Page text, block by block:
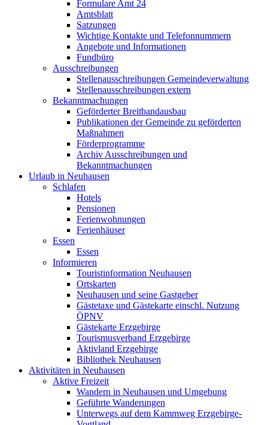
Formulare Amt 24
Amtsblatt
Satzungen
Wichtige Kontakte und Telefonnummern
Angebote und Informationen
Fundbüro
Ausschreibungen
Stellenausschreibungen Gemeindeverwaltung
Stellenausschreibungen extern
Bekanntmachungen
Geförderter Breitbandausbau
Publikationen der Gemeinde zu geförderten
Maßnahmen
Förderprogramme
Archiv Ausschreibungen und
Bekanntmachungen
Urlaub in Neuhausen
Schlafen
Hotels
Pensionen
Ferienwohnungen
Ferienhäuser
Essen
Essen
Informieren
Touristinformation Neuhausen
Ortskarten
Neuhausen und seine Gastgeber
Gästetaxe und Gästekarte einschl. Nutzung
ÖPNV
Gästekarte Erzgebirge
Tourismusverband Erzgebirge
Aktivland Erzgebirge
Bibliothek Neuhausen
Aktivitäten in Neuhausen
Aktive Freizeit
Wandern in Neuhausen und Umgebung
Geführte Wanderungen
Unterwegs auf dem Kammweg Erzgebirge-